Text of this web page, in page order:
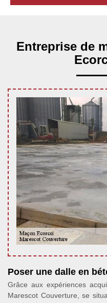
Entreprise de
Poser une dalle en
Grâce aux expériences
Marescot Couverture, se